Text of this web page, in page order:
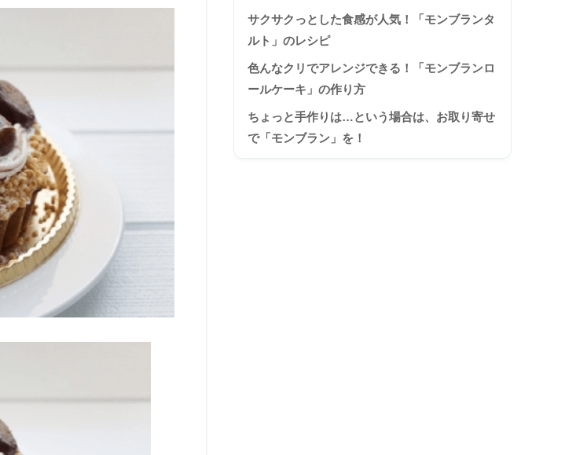
サクサクっとした食感が人気！「モンブランタ
ルト」のレシピ
色んなクリでアレンジできる！「モンブランロ
ールケーキ」の作り方
ちょっと手作りは…という場合は、お取り寄せ
で「モンブラン」を！